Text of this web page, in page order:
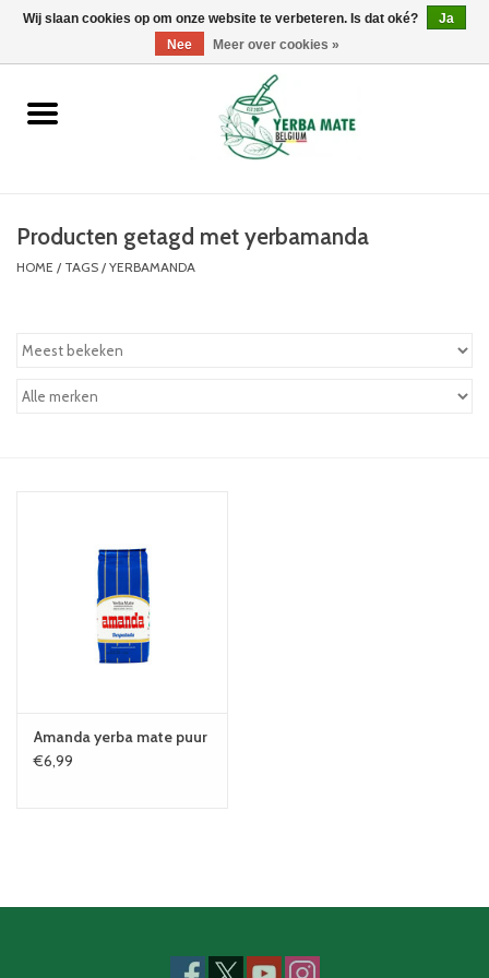
0 Artikelen - €0,00
Home
Producten
Merken
Producten getagd met yerbamanda
HOME / TAGS / YERBAMANDA
Amanda yerba mate puur
€6,99
Wij slaan cookies op om onze website te verbeteren. Is dat oké?
Ja
Nee
Meer over cookies »